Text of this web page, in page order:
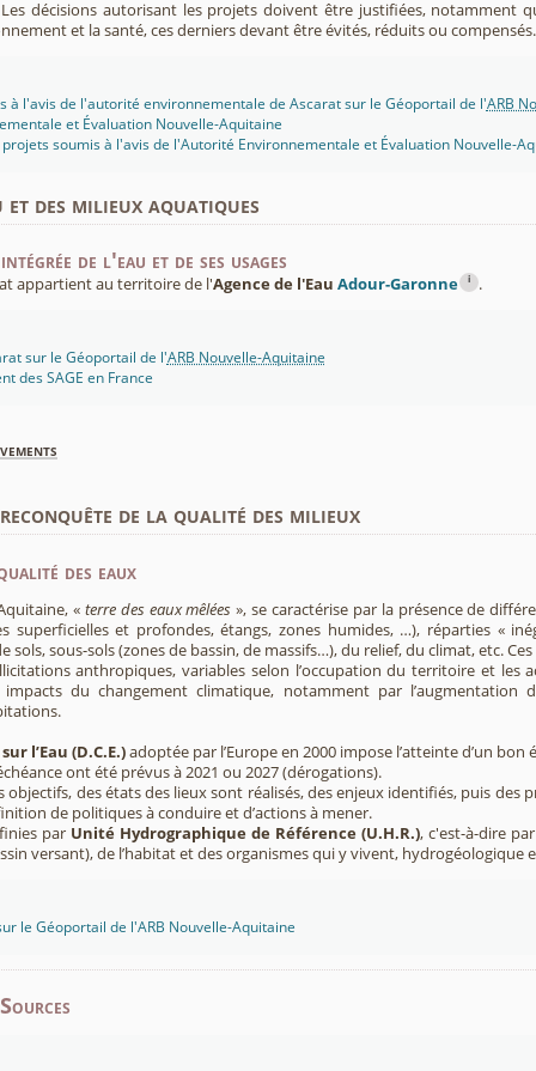
décisions autorisant les projets doivent être justifiées, notamment
et la santé, ces derniers devant être évités, réduits ou compensés.
à l'avis de l'autorité environnementale de Ascarat sur le Géoportail de l'ARB
et Évaluation Nouvelle-Aquitaine
soumis à l'avis de l'Autorité Environnementale et Évaluation Nouvelle-
des milieux aquatiques
de l'eau et de ses usages
appartient au territoire de l'Agence de l'Eau Adour-Garonne i .
sur le Géoportail de l'ARB Nouvelle-Aquitaine
des SAGE en France
de la qualité des milieux
des eaux
« terre des eaux mêlées », se caractérise par la présence de
superficielles et profondes, étangs, zones humides, …), réparties «
sols, sous-sols (zones de bassin, de massifs…), du relief, du climat, etc.
anthropiques, variables selon l’occupation du territoire et les
impacts du changement climatique, notamment par l’augmentation
l’Eau (D.C.E.)adoptée par l’Europe en 2000 impose l’atteinte d’un
ont été prévus à 2021 ou 2027 (dérogations).
objectifs, des états des lieux sont réalisés, des enjeux identifiés, puis des
de politiques à conduire et d’actions à mener.
par Unité Hydrographique de Référence (U.H.R.), c'est-à-dire
versant), de l’habitat et des organismes qui y vivent, hydrogéologique
le Géoportail de l'ARB Nouvelle-Aquitaine